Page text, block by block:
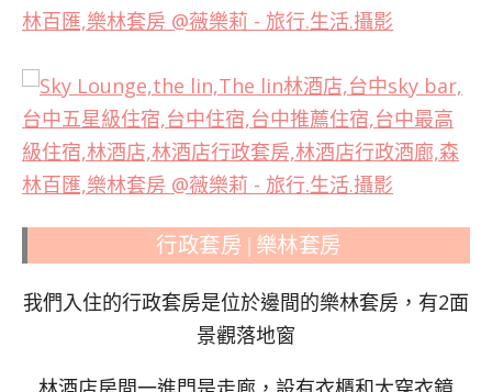
行政套房 | 樂林套房
我們入住的行政套房是位於邊間的樂林套房，有2面
景觀落地窗